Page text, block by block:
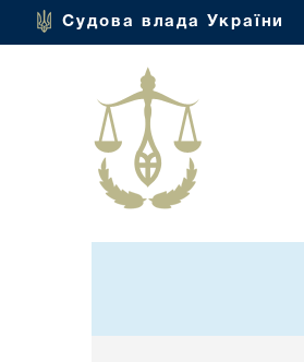
Судова влада України